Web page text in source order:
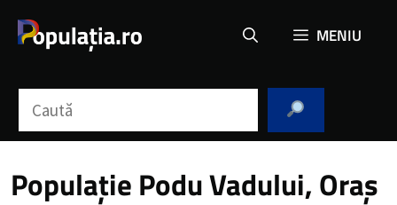
MENIU
Populație Podu Vadului, Oraș